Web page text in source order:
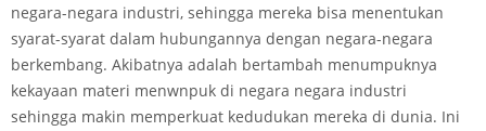
negara-negara industri, sehingga mereka bisa menentukan
syarat-syarat dalam hubungannya dengan negara-negara
berkembang. Akibatnya adalah bertambah menumpuknya
kekayaan materi menwnpuk di negara­ negara industri
sehingga makin memperkuat kedudukan mereka di dunia. Ini